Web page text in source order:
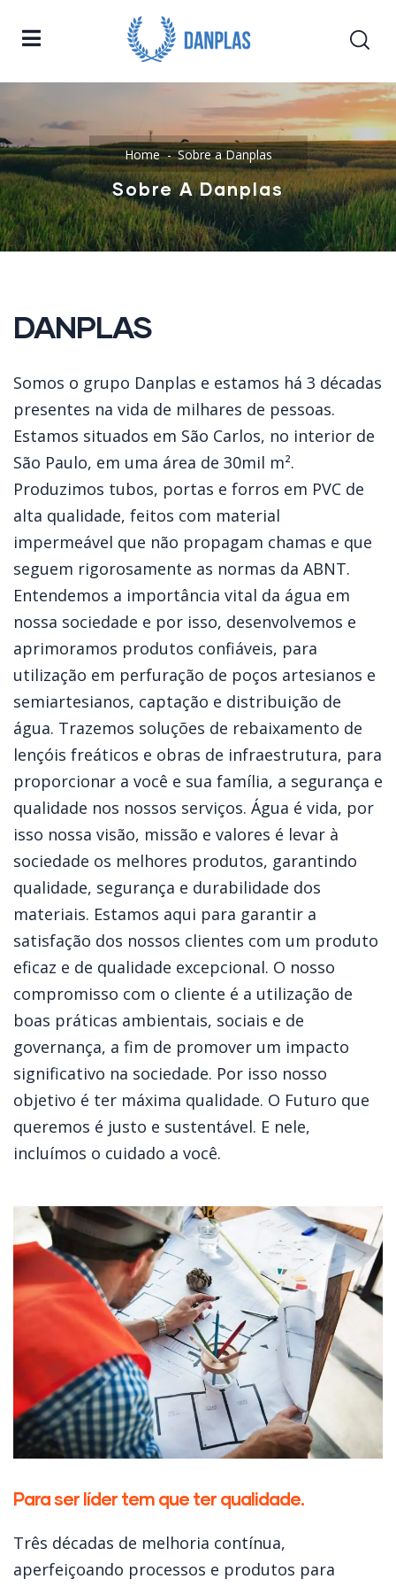
Home Sobre a Danplas
Sobre A Danplas
DANPLAS
Somos o grupo Danplas e estamos há 3 décadas
presentes na vida de milhares de pessoas.
Estamos situados em São Carlos, no interior de
São Paulo, em uma área de 30mil m².
Produzimos tubos, portas e forros em PVC de
alta qualidade, feitos com material
impermeável que não propagam chamas e que
seguem rigorosamente as normas da ABNT.
Entendemos a importância vital da água em
nossa sociedade e por isso, desenvolvemos e
aprimoramos produtos confiáveis, para
utilização em perfuração de poços artesianos e
semiartesianos, captação e distribuição de
água. Trazemos soluções de rebaixamento de
lençóis freáticos e obras de infraestrutura, para
proporcionar a você e sua família, a segurança e
qualidade nos nossos serviços. Água é vida, por
isso nossa visão, missão e valores é levar à
sociedade os melhores produtos, garantindo
qualidade, segurança e durabilidade dos
materiais. Estamos aqui para garantir a
satisfação dos nossos clientes com um produto
eficaz e de qualidade excepcional. O nosso
compromisso com o cliente é a utilização de
boas práticas ambientais, sociais e de
governança, a fim de promover um impacto
significativo na sociedade. Por isso nosso
objetivo é ter máxima qualidade. O Futuro que
queremos é justo e sustentável. E nele,
incluímos o cuidado a você.
Para ser líder tem que ter qualidade.
Três décadas de melhoria contínua,
aperfeiçoando processos e produtos para